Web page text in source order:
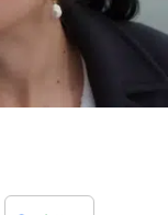
Burdur
Bursa
Çankırı